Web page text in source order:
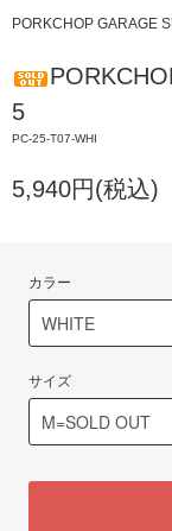
PORKCHOP GARAGE
5
PC-25-T07-WHI
5,940円(税込)
カラー
サイズ